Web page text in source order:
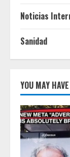
Noticias
Sanidad
YOU MAY